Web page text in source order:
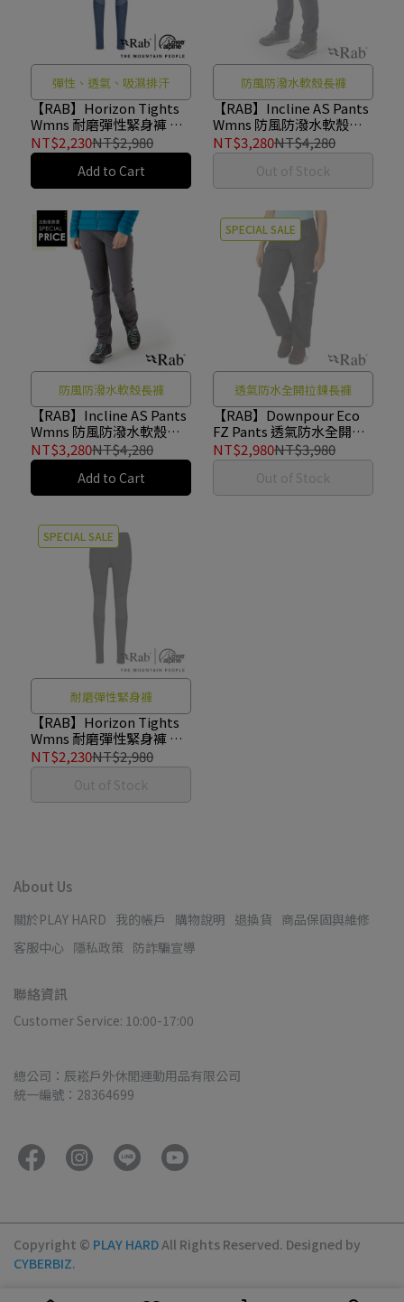
彈性、透氣、吸濕排汗
【RAB】Horizon Tights
Wmns 耐磨彈性緊身褲 女
款 白令海藍 #QFV09
NT$2,230NT$2,980
Add to Cart
防風防潑水軟殼長褲
【RAB】Incline AS Pants
Wmns 防風防潑水軟殼長
褲 女款 烏木灰 #QFU85
NT$3,280NT$4,280
Out of Stock
防風防潑水軟殼長褲
【RAB】Incline AS Pants
Wmns 防風防潑水軟殼長
褲 女款 石墨灰 #QFU85
NT$3,280NT$4,280
Add to Cart
SPECIAL SALE
透氣防水全開拉鍊長褲
【RAB】Downpour Eco
FZ Pants 透氣防水全開拉
鍊長褲 女款 黑色 #QWG87
NT$2,980NT$3,980
Out of Stock
SPECIAL SALE
耐磨彈性緊身褲
【RAB】Horizon Tights
Wmns 耐磨彈性緊身褲 女
款 黑色 #QFV09
NT$2,230NT$2,980
Out of Stock
About Us
關於PLAY HARD 我的帳戶 購物說明 退換貨 商品保固與維修
客服中心 隱私政策 防詐騙宣導
聯絡資訊
Customer Service: 10:00-17:00
總公司：辰崧戶外休閒運動用品有限公司
統一編號：28364699
Copyright © PLAY HARDAll Rights Reserved. Designed by
CYBERBIZ.